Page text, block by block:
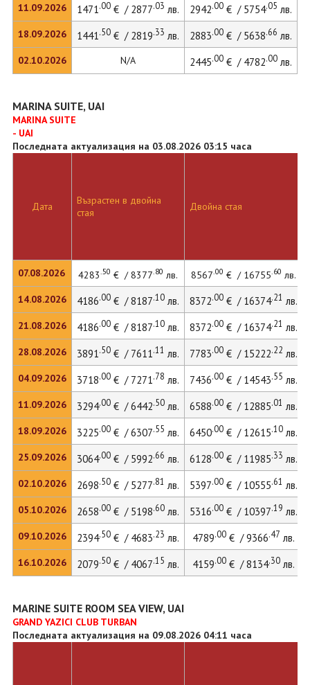
11.09.2026
18.09.2026
02.10.2026
1471.00€ / 2877.03 лв. 2942.00€ / 5754.05 лв.
1441.50€ / 2819.33 лв. 2883.00€ / 5638.66 лв.
N/A 2445.00€ / 4782.00лв.
MARINA SUITE, UAI
MARINA SUITE
- UAI
Последната актуализация на 03.08.2026 03:15 часа
Дата
07.08.2026
14.08.2026
21.08.2026
28.08.2026
04.09.2026
11.09.2026
18.09.2026
25.09.2026
02.10.2026
05.10.2026
09.10.2026
16.10.2026
Възрастен в двойна
стая
Двойна стая
4283.50 € / 8377.80 лв. 8567.00 € / 16755.60 лв.
4186.00€ / 8187.10лв. 8372.00€ / 16374.21 лв.
4186.00€ / 8187.10лв. 8372.00€ / 16374.21 лв.
3891.50€ / 7611.11 лв. 7783.00€ / 15222.22 лв.
3718.00€ / 7271.78 лв. 7436.00€ / 14543.55 лв.
3294.00€ / 6442.50лв. 6588.00€ / 12885.01 лв.
3225.00€ / 6307.55 лв. 6450.00€ / 12615.10лв.
3064.00€ / 5992.66 лв. 6128.00€ / 11985.33 лв.
2698.50€ / 5277.81 лв. 5397.00€ / 10555.61 лв.
2658.00€ / 5198.60лв. 5316.00€ / 10397.19 лв.
2394.50€ / 4683.23 лв. 4789.00€ / 9366.47 лв.
2079.50€ / 4067.15 лв. 4159.00€ / 8134.30лв.
MARINE SUITE ROOM SEA VIEW, UAI
GRAND YAZICI CLUB TURBAN
Последната актуализация на 09.08.2026 04:11 часа